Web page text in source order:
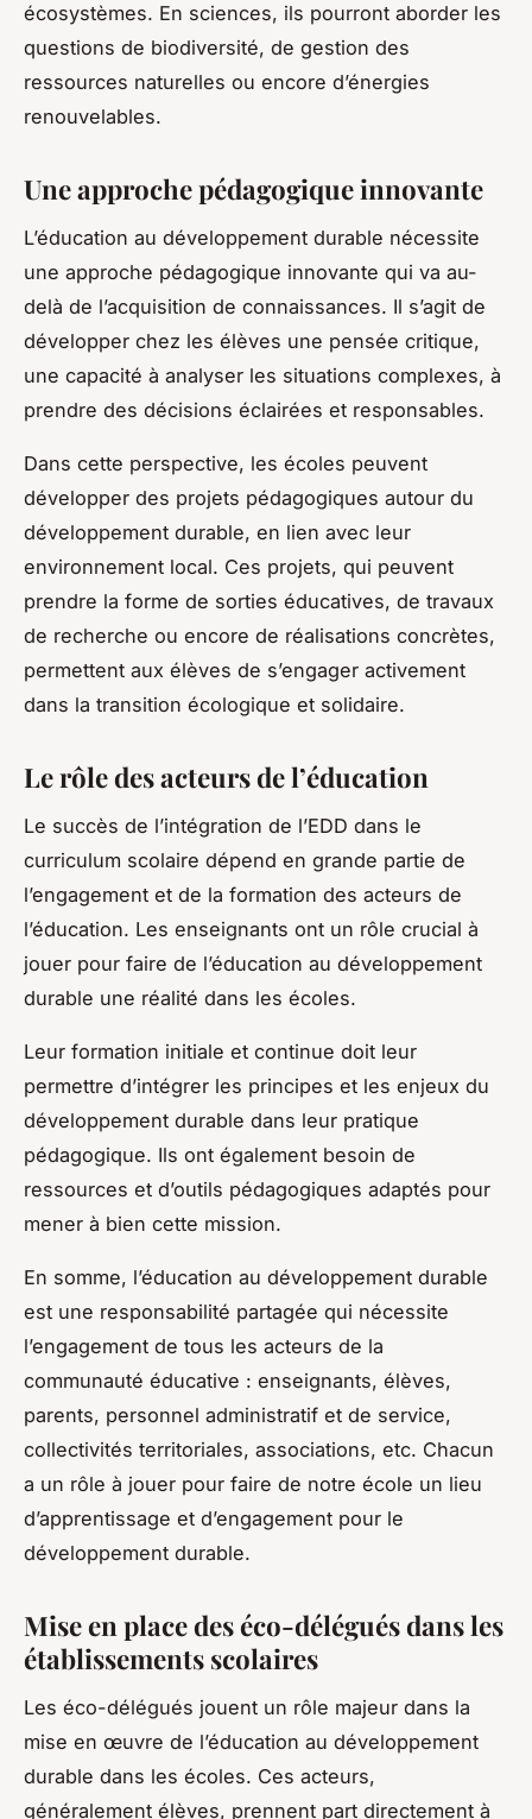
écosystèmes. En sciences, ils pourront aborder les
questions de biodiversité, de gestion des
ressources naturelles ou encore d’énergies
renouvelables.
Une approche pédagogique innovante
L’éducation au développement durable nécessite
une approche pédagogique innovante qui va au-
delà de l’acquisition de connaissances. Il s’agit de
développer chez les élèves une pensée critique,
une capacité à analyser les situations complexes, à
prendre des décisions éclairées et responsables.
Dans cette perspective, les écoles peuvent
développer des projets pédagogiques autour du
développement durable, en lien avec leur
environnement local. Ces projets, qui peuvent
prendre la forme de sorties éducatives, de travaux
de recherche ou encore de réalisations concrètes,
permettent aux élèves de s’engager activement
dans la transition écologique et solidaire.
Le rôle des acteurs de l’éducation
Le succès de l’intégration de l’EDD dans le
curriculum scolaire dépend en grande partie de
l’engagement et de la formation des acteurs de
l’éducation. Les enseignants ont un rôle crucial à
jouer pour faire de l’éducation au développement
durable une réalité dans les écoles.
Leur formation initiale et continue doit leur
permettre d’intégrer les principes et les enjeux du
développement durable dans leur pratique
pédagogique. Ils ont également besoin de
ressources et d’outils pédagogiques adaptés pour
mener à bien cette mission.
En somme, l’éducation au développement durable
est une responsabilité partagée qui nécessite
l’engagement de tous les acteurs de la
communauté éducative : enseignants, élèves,
parents, personnel administratif et de service,
collectivités territoriales, associations, etc. Chacun
a un rôle à jouer pour faire de notre école un lieu
d’apprentissage et d’engagement pour le
développement durable.
Mise en place des éco-délégués dans les
établissements scolaires
Les éco-délégués jouent un rôle majeur dans la
mise en œuvre de l’éducation au développement
durable dans les écoles. Ces acteurs,
généralement élèves, prennent part directement à